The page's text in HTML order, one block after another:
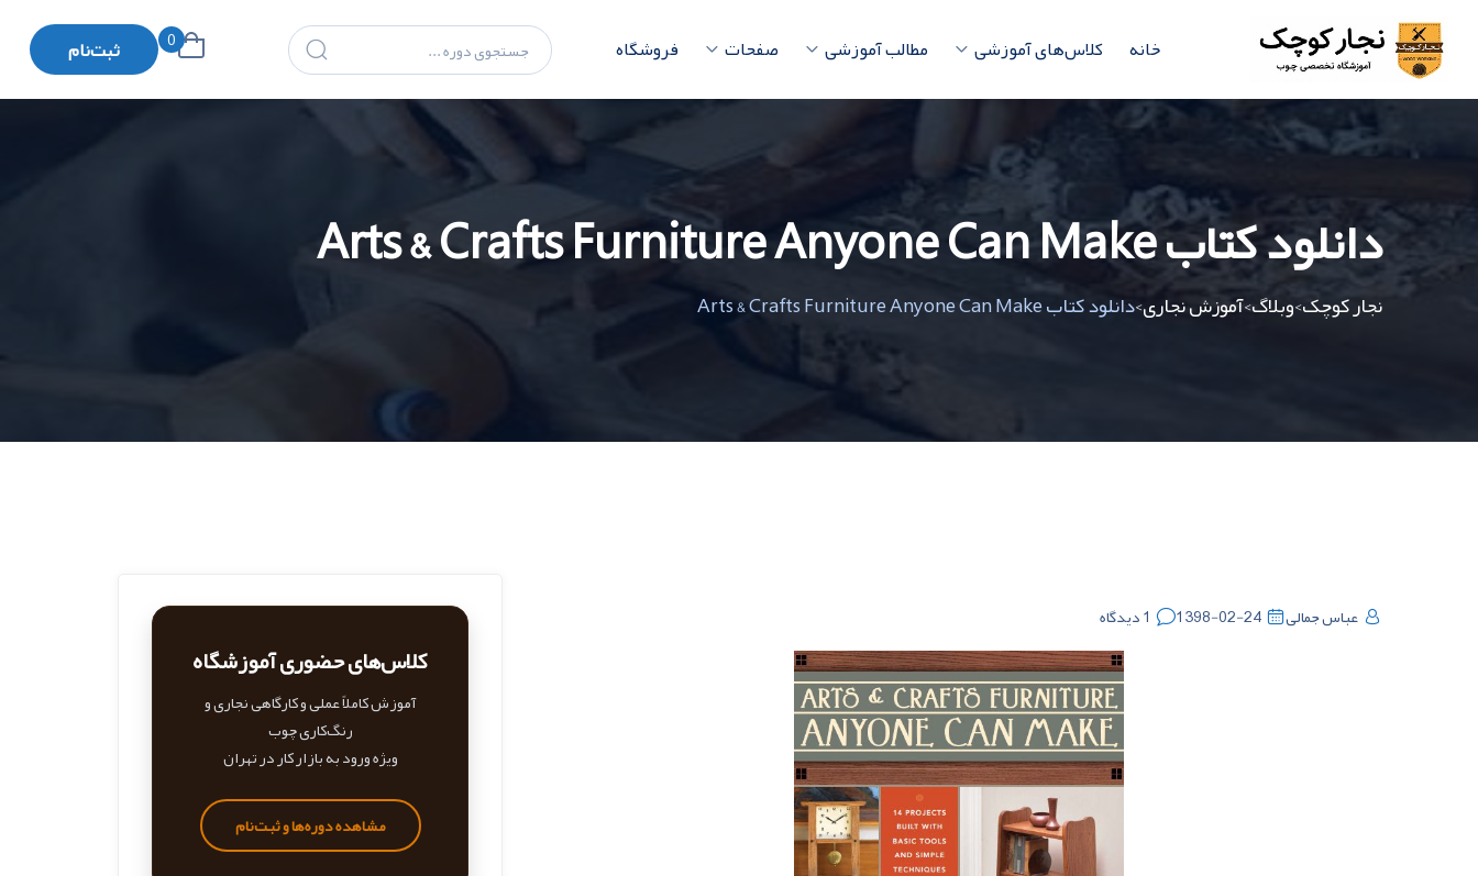
خانه کلاس‌های آموزشی مطالب آموزشی صفحات فروشگاه 0 ثبت‌نام
دانلود کتاب Arts & Crafts Furniture Anyone Can Make
نجار کوچک>وبلاگ>آموزش نجاری>دانلود کتاب Arts & Crafts Furniture Anyone Can Make
عباس جمالی 1398-02-24 1 دیدگاه
کلاس‌های حضوری آموزشگاه
آموزش کاملاً عملی و کارگاهی نجاری و
رنگ‌کاری چوب
ویژه ورود به بازار کار در تهران
مشاهده دوره‌ها و ثبت‌نام